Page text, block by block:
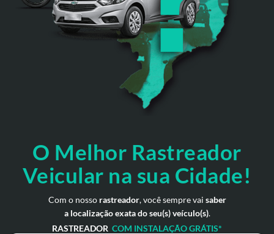
O Melhor Rastreador
Veicular na sua Cidade!
Com o nosso rastreador, você sempre vai saber
a localização exata do seu(s) veículo(s).
RASTREADOR COM INSTALAÇÃO GRÁTIS*